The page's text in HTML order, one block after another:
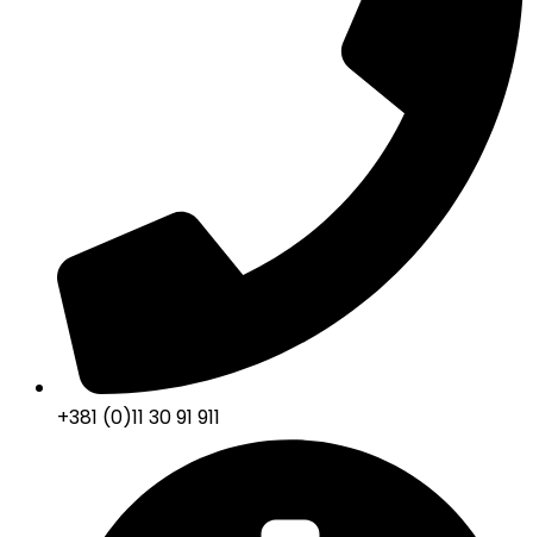
+381 (0)11 30 91 911